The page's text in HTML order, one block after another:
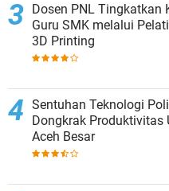
Dosen PNL Tingkatkan
Guru SMK melalui
3D Printing
Sentuhan Teknologi
Dongkrak Produktivitas
Aceh Besar